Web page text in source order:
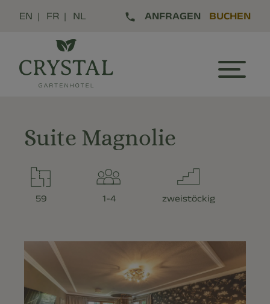
EN FR NL ANFRAGEN BUCHEN
Suite Magnolie
59 1-4 zweistöckig